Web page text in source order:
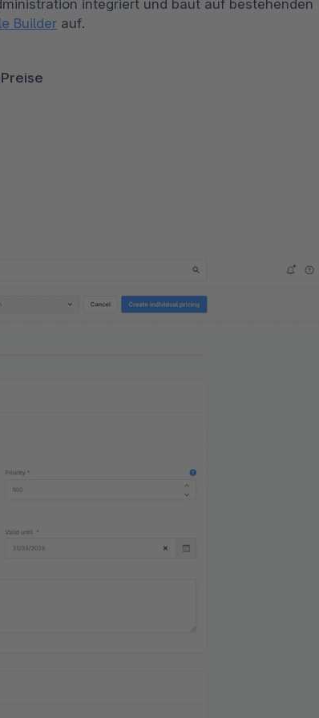
integriert und baut auf bestehenden
Builder auf.